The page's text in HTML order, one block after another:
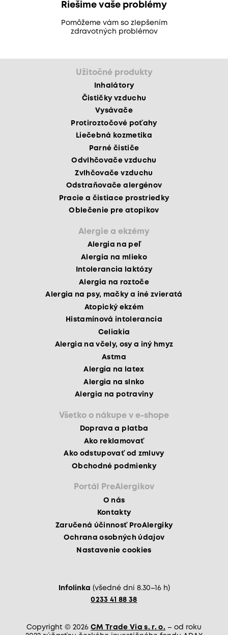
Riešime vaše problémy
Pomôžeme vám so zlepšením
zdravotných problémov
Užitočné produkty
Inhalátory
Čističky vzduchu
Vysávače
Protiroztočové poťahy
Liečebná kozmetika
Parné čističe
Odvlhčovače vzduchu
Zvlhčovače vzduchu
Odstraňovače alergénov
Pracie a čistiace prostriedky
Oblečenie pre atopikov
Alergie a ekzémy
Alergia na peľ
Alergia na mlieko
Intolerancia laktózy
Alergia na roztoče
Alergia na psy, mačky a iné zvieratá
Atopický ekzém
Histamínová intolerancia
Celiakia
Alergia na včely, osy a iný hmyz
Astma
Alergia na latex
Alergia na slnko
Alergia na potraviny
Všetko o nákupe v e-shope
Doprava a platba
Ako reklamovať
Ako odstupovať od zmluvy
Obchodné podmienky
Portál PreAlergikov
O nás
Kontakty
Zaručená účinnosť ProAlergiky
Ochrana osobných údajov
Nastavenie cookies
Infolinka (všedné dni 8.30–16 h)
0233 41 88 38
Copyright © 2026 CM Trade Via s. r. o. – od roku